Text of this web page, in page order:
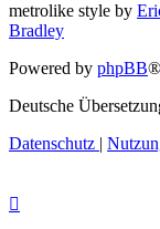
metrolike style by
Bradley
Powered by phpBB
Deutsche
Datenschutz